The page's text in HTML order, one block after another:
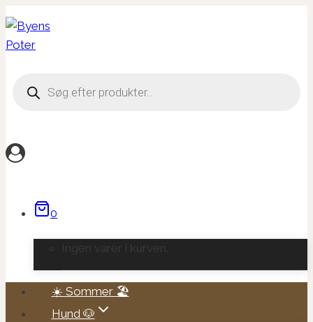
Fortsæt
indhold
search
0
Ingen varer i kurven.
☀️ Sommer 🏖️
Hund 🐶